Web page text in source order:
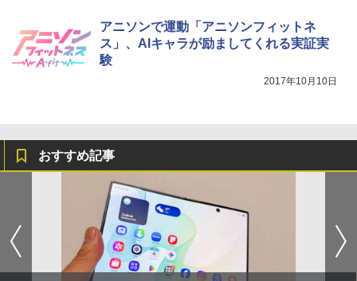
アニソンで運動「アニソンフィットネ
ス」、AIキャラが励ましてくれる実証実
験
2017年10月10日
おすすめ記事